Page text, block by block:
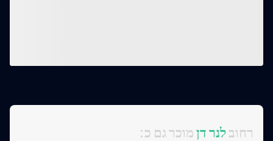
:רחובלנר דןמוכר גם כ